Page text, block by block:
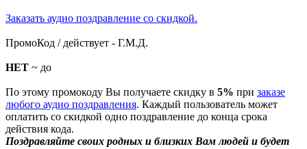
Заказать аудио поздравление со скидкой.
ПромоКод / действует - Г.М.Д.
НЕТ ~ до
По этому промокоду Вы получаете скидку в 5% при заказе
любого аудио поздравления. Каждый пользователь может
оплатить со скидкой одно поздравление до конца срока
действия кода.
Поздравляйте своих родных и близких Вам людей и будет